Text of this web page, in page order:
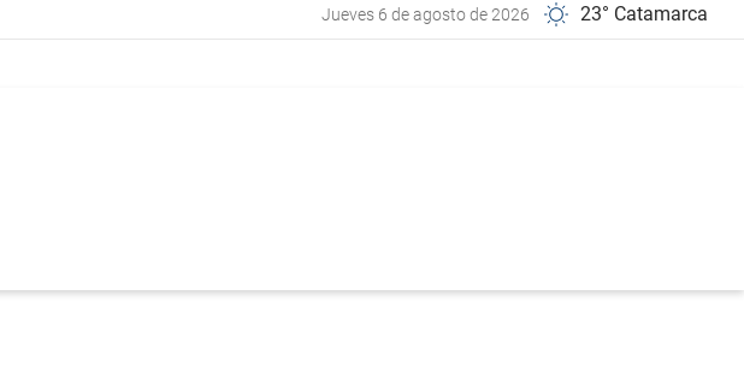
jueves 6 de agosto de 2026 23° Catamarca